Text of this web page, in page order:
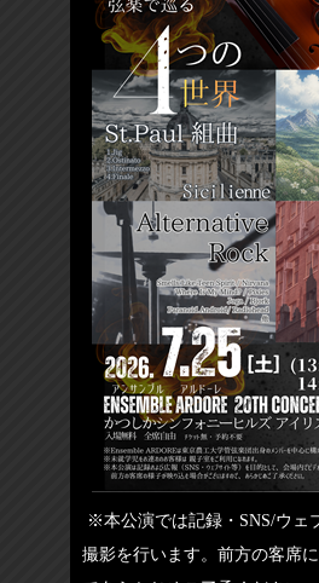
※本公演では記録・SNS/ウェ
撮影を行います。前方の客席